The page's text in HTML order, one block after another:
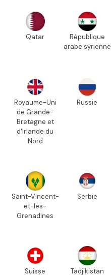
Qatar
République
arabe syrienne
Royaume-Uni
de Grande-
Bretagne et
d'Irlande du
Nord
Russie
Saint-Vincent-
et-les-
Grenadines
Serbie
Suisse Tadjikistan